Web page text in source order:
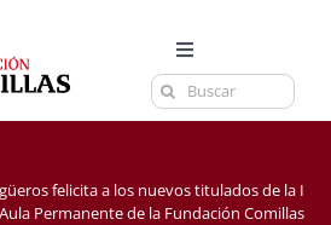
Toggle
Navigation
Buscar:
felicita a los nuevos titulados de la I
Permanente de la Fundación Comillas